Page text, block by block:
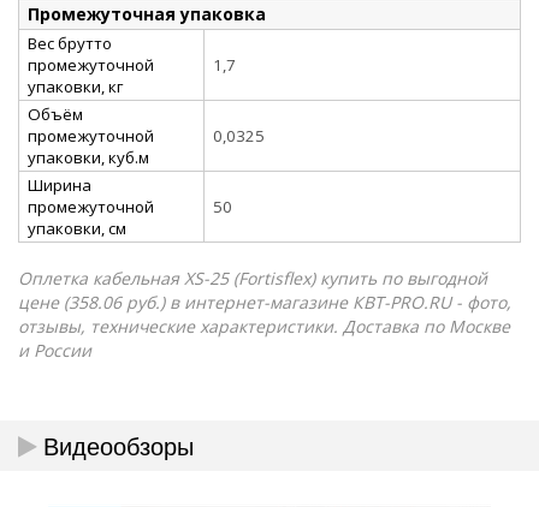
Промежуточная упаковка
Вес брутто
промежуточной
упаковки, кг
1,7
Объём
промежуточной
упаковки, куб.м
0,0325
Ширина
промежуточной
упаковки, см
50
Оплетка кабельная XS-25 (Fortisflex) купить по выгодной
цене (358.06 руб.) в интернет-магазине КВТ-PRO.RU - фото,
отзывы, технические характеристики. Доставка по Москве
и России
Видеообзоры